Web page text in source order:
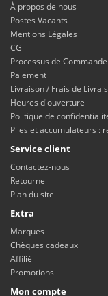
À propos de nous
Postes Vacants
Mentions Légales
CG
Processus de
Paiement
Livraison / Frais de
Heures d'ouverture
Politique de
Piles et accumulateurs :
Service client
Contactez-nous
Retourne
Plan du site
Extra
Marques
Chèques cadeaux
Affilié
Promotions
Mon compte